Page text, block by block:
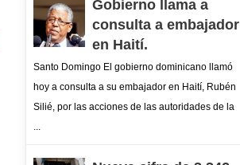
Gobierno llama a
consulta a embajador
en Haití.
Santo Domingo El gobierno dominicano llamó
hoy a consulta a su embajador en Haití, Rubén
Silié, por las acciones de las autoridades de la